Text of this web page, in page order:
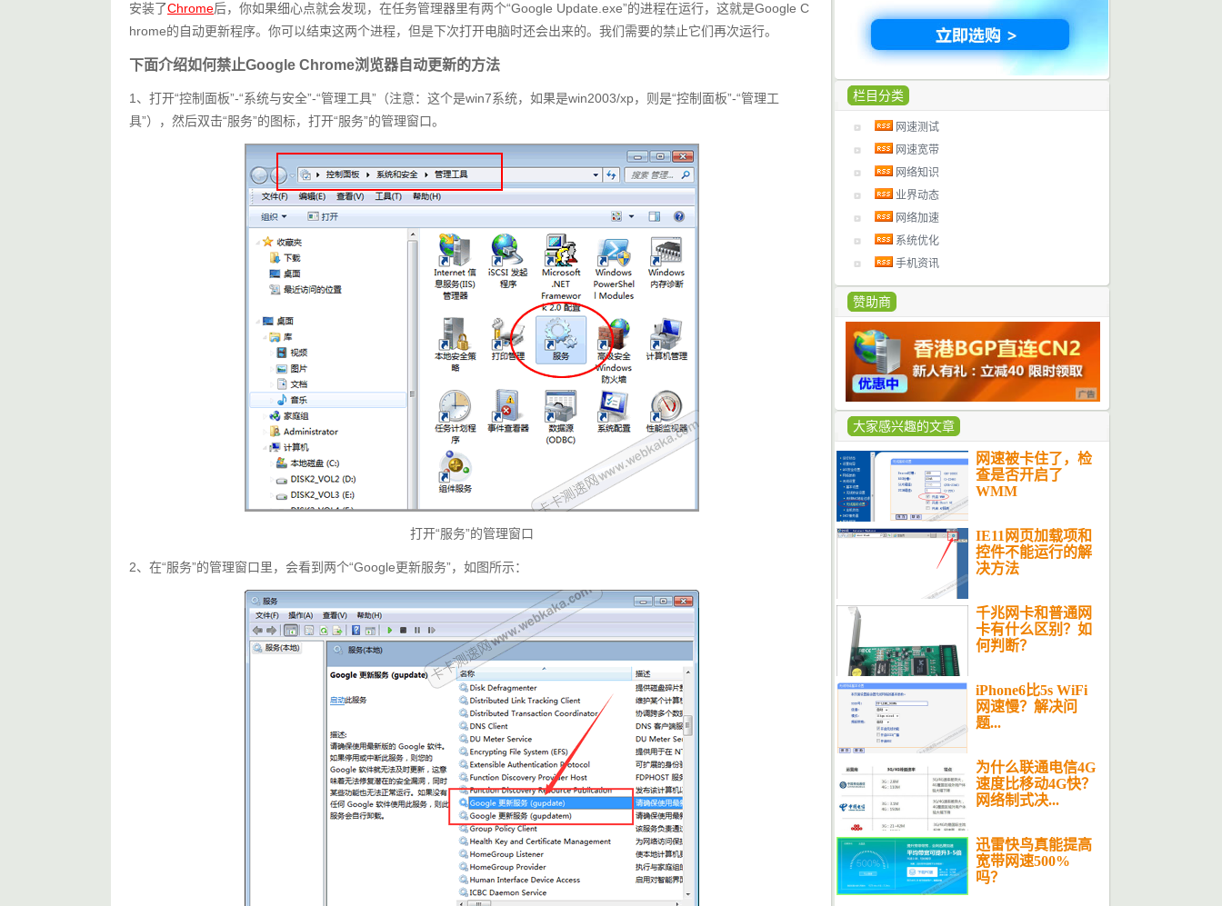
栏目分类
网速测试
网速宽带
网络知识
业界动态
网络加速
系统优化
手机资讯
赞助商
大家感兴趣的文章
网速被卡住了，检
查是否开启了
WMM
IE11网页加载项和
控件不能运行的解
决方法
千兆网卡和普通网
卡有什么区别？如
何判断？
iPhone6比5s WiFi
网速慢？解决问
题...
为什么联通电信4G
速度比移动4G快？
网络制式决...
迅雷快鸟真能提高
宽带网速500%
吗？
安装了Chrome后，你如果细心点就会发现，在任务管理器里有两个“Google Update.exe”的进程在运行，这就是Google C
hrome的自动更新程序。你可以结束这两个进程，但是下次打开电脑时还会出来的。我们需要的禁止它们再次运行。
下面介绍如何禁止Google Chrome浏览器自动更新的方法
1、打开“控制面板”-“系统与安全”-“管理工具”（注意：这个是win7系统，如果是win2003/xp，则是“控制面板”-“管理工
具”），然后双击“服务”的图标，打开“服务”的管理窗口。
打开“服务”的管理窗口
2、在“服务”的管理窗口里，会看到两个“Google更新服务”，如图所示：